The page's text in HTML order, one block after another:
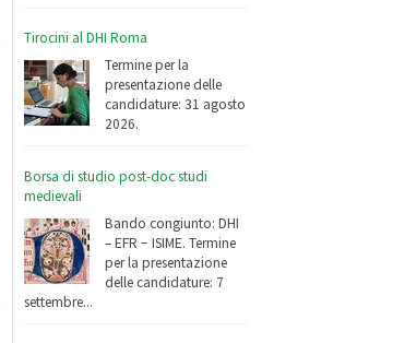
Tirocini al DHI Roma
Termine per la
presentazione delle
candidature: 31 agosto
2026.
Borsa di studio post-doc studi
medievali
Bando congiunto: DHI
– EFR − ISIME. Termine
per la presentazione
delle candidature: 7
settembre...